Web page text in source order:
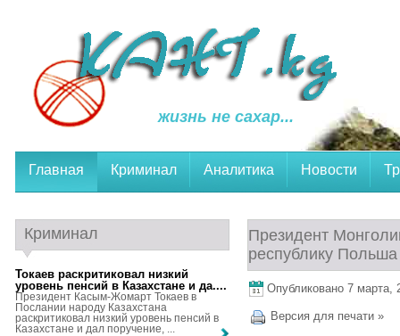
жизнь не сахар...
Главная Криминал Аналитика Новости
Президент
республику Польша
Опубликовано 7 марта,
Версия для печати »
Криминал
Токаев раскритиковал низкий
уровень пенсий в Казахстане и да....
Президент Касым-Жомарт Токаев в
Послании народу Казахстана
раскритиковал низкий уровень пенсий в
Казахстане и дал поручение, ...